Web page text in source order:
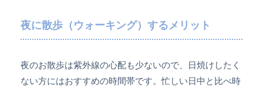
夜に散歩（ウォーキング）するメリット
夜のお散歩は紫外線の心配も少ないので、日焼けしたく
ない方にはおすすめの時間帯です。忙しい日中と比べ時